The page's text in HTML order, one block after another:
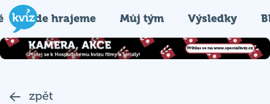
Kde hrajeme Můj tým Výsledky
zpět